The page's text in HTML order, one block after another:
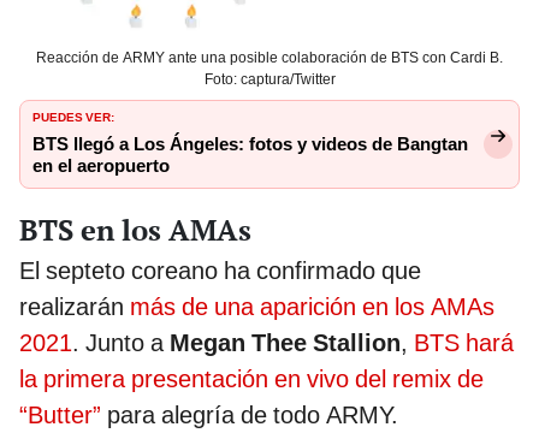
Reacción de ARMY ante una posible colaboración de BTS con Cardi B.
Foto: captura/Twitter
PUEDES VER:
BTS llegó a Los Ángeles: fotos y videos de Bangtan
en el aeropuerto
BTS en los AMAs
El septeto coreano ha confirmado que
realizarán más de una aparición en los AMAs
2021. Junto a Megan Thee Stallion, BTS hará
la primera presentación en vivo del remix de
“Butter” para alegría de todo ARMY.